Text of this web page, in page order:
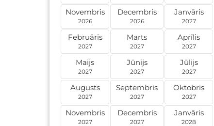
Novembris
2026
Decembris
2026
Janvāris
2027
Februāris
2027
Marts
2027
Aprīlis
2027
Maijs
2027
Jūnijs
2027
Jūlijs
2027
Augusts
2027
Septembris
2027
Oktobris
2027
Novembris
2027
Decembris
2027
Janvāris
2028